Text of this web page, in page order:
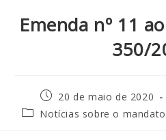
Emenda nº 11
350/
20 de maio de 2020
Notícias sobre o mandato